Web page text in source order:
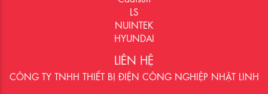
LS
NUINTEK
HYUNDAI
LIÊN HỆ
CÔNG TY TNHH THIẾT BỊ ĐIỆN CÔNG NGHIỆP NHẬT LINH